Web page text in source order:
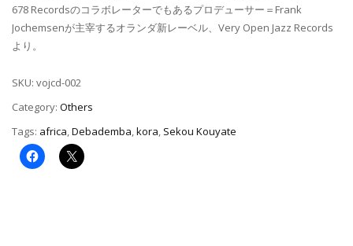
678 Recordsのコラボレーターでもあるプロデューサー＝Frank
Jochemsenが主宰するオランダ新レーベル、Very Open Jazz Records
より。
SKU: vojcd-002
Category: Others
Tags: africa,Debademba,kora, Sekou Kouyate